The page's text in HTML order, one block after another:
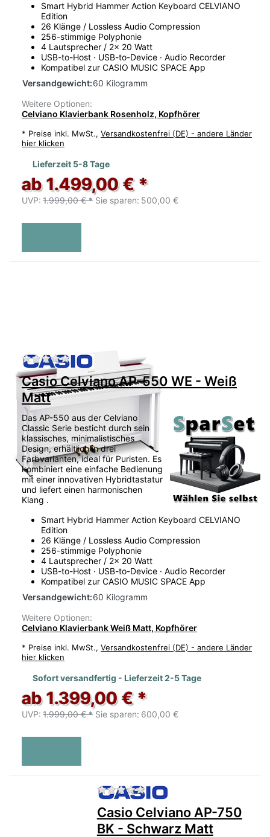
Smart Hybrid Hammer Action Keyboard CELVIANO
Edition
26 Klänge / Lossless Audio Compression
256-stimmige Polyphonie
4 Lautsprecher / 2x 20 Watt
USB-to-Host · USB-to-Device · Audio Recorder
Kompatibel zur CASIO MUSIC SPACE App
Versandgewicht:60 Kilogramm
Weitere Optionen:
Celviano Klavierbank Rosenholz, Kopfhörer
* Preise inkl. MwSt., Versandkostenfrei (DE) - andere Länder
hier klicken
Lieferzeit 5-8 Tage
ab 1.499,00 € *
UVP: 1.999,00 € * Sie sparen: 500,00 €
Zu diesem Produkt liegen noch keine
Casio Celviano AP-550 WE - Weiß
Matt
Das AP-550 aus der Celviano
Classic Serie besticht durch sein
klassisches, minimalistisches
Design, erhältlich in drei
Farbvarianten, ideal für Puristen. Es
kombiniert eine einfache Bedienung
mit einer innovativen Hybridtastatur
und liefert einen harmonischen
Klang .
Smart Hybrid Hammer Action Keyboard CELVIANO
Edition
26 Klänge / Lossless Audio Compression
256-stimmige Polyphonie
4 Lautsprecher / 2x 20 Watt
USB-to-Host · USB-to-Device · Audio Recorder
Kompatibel zur CASIO MUSIC SPACE App
Versandgewicht:60 Kilogramm
Weitere Optionen:
Celviano Klavierbank Weiß Matt, Kopfhörer
* Preise inkl. MwSt., Versandkostenfrei (DE) - andere Länder
hier klicken
Sofort versandfertig - Lieferzeit 2-5 Tage
ab 1.399,00 € *
UVP: 1.999,00 € * Sie sparen: 600,00 €
Zu diesem Produkt liegen
Casio Celviano AP-750
BK - Schwarz Matt